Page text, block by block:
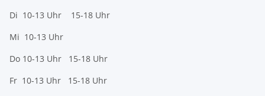
Di 10-13 Uhr 15-18 Uhr
Mi 10-13 Uhr
Do 10-13 Uhr 15-18 Uhr
Fr 10-13 Uhr 15-18 Uhr